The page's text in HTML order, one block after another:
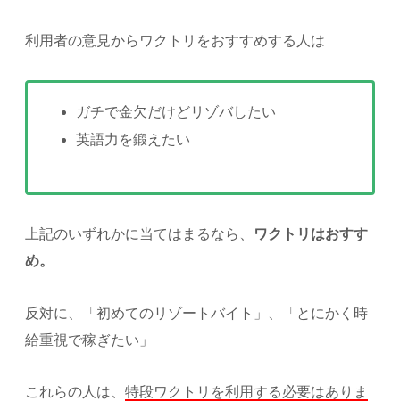
利用者の意見からワクトリをおすすめする人は
ガチで金欠だけどリゾバしたい
英語力を鍛えたい
上記のいずれかに当てはまるなら、 ワクトリはおすす
め。
反対に、「初めてのリゾートバイト」、「とにかく時
給重視で稼ぎたい」
これらの人は、特段ワクトリを利用する必要はありま